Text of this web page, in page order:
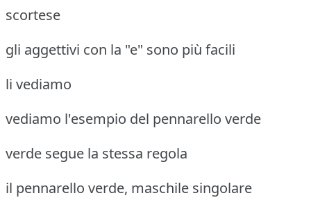
scortese
gli aggettivi con la "e" sono più facili
li vediamo
vediamo l'esempio del pennarello verde
verde segue la stessa regola
il pennarello verde, maschile singolare